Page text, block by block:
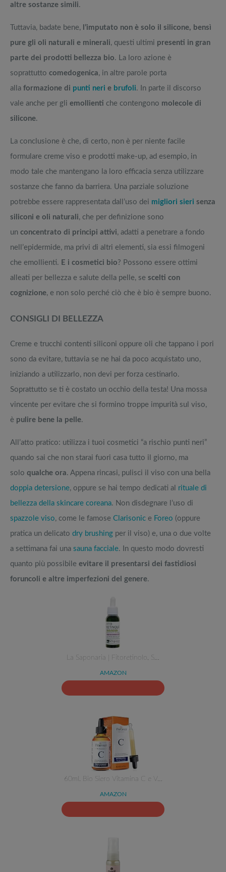
altre sostanze simili.
Tuttavia, badate bene, l’imputato non è solo il silicone, bensì
pure gli oli naturali e minerali, questi ultimi presenti in gran
parte dei prodotti bellezza bio. La loro azione è
soprattutto comedogenica, in altre parole porta
alla formazione di punti neri e brufoli. In parte il discorso
vale anche per gli emollienti che contengono molecole di
silicone.
La conclusione è che, di certo, non è per niente facile
formulare creme viso e prodotti make-up, ad esempio, in
modo tale che mantengano la loro efficacia senza utilizzare
sostanze che fanno da barriera. Una parziale soluzione
potrebbe essere rappresentata dall’uso dei migliori sieri senza
siliconi e oli naturali, che per definizione sono
un concentrato di principi attivi, adatti a penetrare a fondo
nell’epidermide, ma privi di altri elementi, sia essi filmogeni
che emollienti. E i cosmetici bio? Possono essere ottimi
alleati per bellezza e salute della pelle, se scelti con
cognizione, e non solo perché ciò che è bio è sempre buono.
CONSIGLI DI BELLEZZA
Creme e trucchi contenti siliconi oppure oli che tappano i pori
sono da evitare, tuttavia se ne hai da poco acquistato uno,
iniziando a utilizzarlo, non devi per forza cestinarlo.
Soprattutto se ti è costato un occhio della testa! Una mossa
vincente per evitare che si formino troppe impurità sul viso,
è pulire bene la pelle.
All’atto pratico: utilizza i tuoi cosmetici “a rischio punti neri”
quando sai che non starai fuori casa tutto il giorno, ma
solo qualche ora. Appena rincasi, pulisci il viso con una bella
doppia detersione, oppure se hai tempo dedicati al rituale di
bellezza della skincare coreana. Non disdegnare l’uso di
spazzole viso, come le famose Clarisonic e Foreo (oppure
pratica un delicato dry brushing per il viso) e, una o due volte
a settimana fai una sauna facciale. In questo modo dovresti
quanto più possibile evitare il presentarsi dei fastidiosi
foruncoli e altre imperfezioni del genere.
La Saponaria | Fitoretinolo, S…
AMAZON
60ml. Bio Siero Vitamina C e V…
AMAZON